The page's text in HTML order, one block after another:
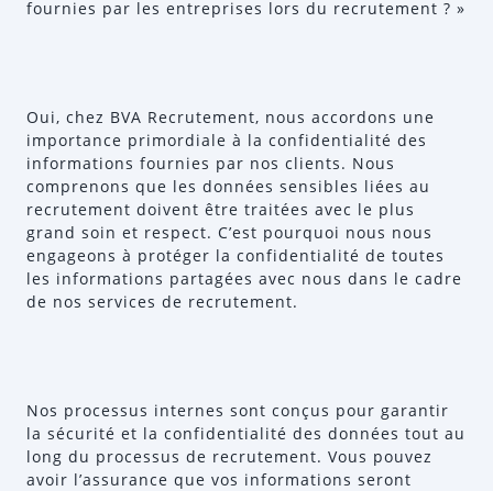
fournies par les entreprises lors du recrutement ? »
Oui, chez BVA Recrutement, nous accordons une
importance primordiale à la confidentialité des
informations fournies par nos clients. Nous
comprenons que les données sensibles liées au
recrutement doivent être traitées avec le plus
grand soin et respect. C’est pourquoi nous nous
engageons à protéger la confidentialité de toutes
les informations partagées avec nous dans le cadre
de nos services de recrutement.
Nos processus internes sont conçus pour garantir
la sécurité et la confidentialité des données tout au
long du processus de recrutement. Vous pouvez
avoir l’assurance que vos informations seront